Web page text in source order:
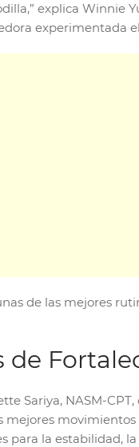
explica Winnie
experimentada
de las mejores
de
Sariya, NASM-
mejores
para la estabilidad,